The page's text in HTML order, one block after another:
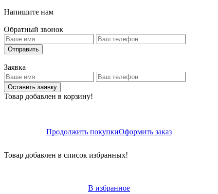
Напишите нам
Обратный звонок
Отправить
Заявка
Оставить заявку
Товар добавлен в корзину!
Продолжить покупкиОформить заказ
Товар добавлен в список избранных!
В избранное